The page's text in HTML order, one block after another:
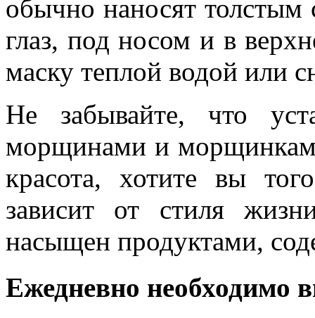
обычно наносят толстым
глаз, под носом и в
маску теплой водой или
Не забывайте, что
морщинами и
красота, хотите вы
зависит от стиля
насыщен продуктами,
Ежедневно необходимо